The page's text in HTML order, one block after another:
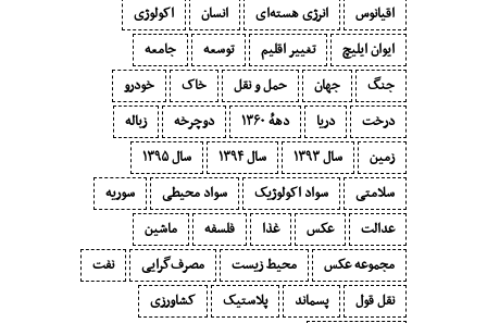
اقیانوس
انرژی هسته‌ای انسان
اکولوژی
ایوان ایلیچ
تغییر اقلیم توسعه
جامعه
جنگ
جهان حمل و نقل خاک
خودرو
درخت
دریا دههٔ ۱‍۳۶۰ دوچرخه
زباله
زمین
سال ۱۳۹۳ سال ۱۳۹۴
سال ۱۳۹۵
سلامتی
سواد اکولوژیک سواد محیطی
سوریه
عدالت
عکس غذا فلسفه
ماشین
مجموعه عکس
محیط زیست مصرف‌گرایی‬
نفت
نقل قول
پسماند پلاستیک
کشاورزی